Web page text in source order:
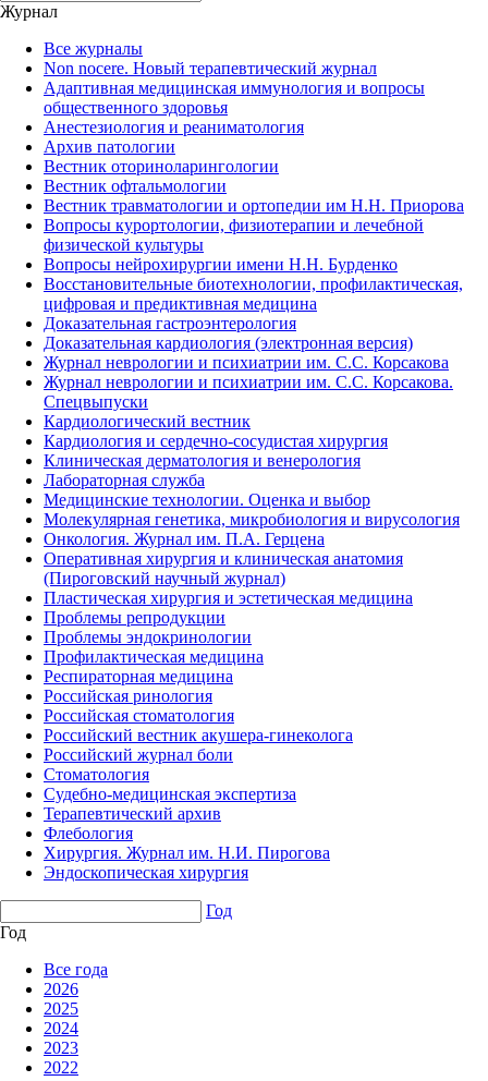
Журнал
Все журналы
Non nocere. Новый терапевтический журнал
Адаптивная медицинская иммунология и вопросы
общественного здоровья
Анестезиология и реаниматология
Архив патологии
Вестник оториноларингологии
Вестник офтальмологии
Вестник травматологии и ортопедии им Н.Н. Приорова
Вопросы курортологии, физиотерапии и лечебной
физической культуры
Вопросы нейрохирургии имени Н.Н. Бурденко
Восстановительные биотехнологии, профилактическая,
цифровая и предиктивная медицина
Доказательная гастроэнтерология
Доказательная кардиология (электронная версия)
Журнал неврологии и психиатрии им. С.С. Корсакова
Журнал неврологии и психиатрии им. С.С. Корсакова.
Спецвыпуски
Кардиологический вестник
Кардиология и сердечно-сосудистая хирургия
Клиническая дерматология и венерология
Лабораторная служба
Медицинские технологии. Оценка и выбор
Молекулярная генетика, микробиология и вирусология
Онкология. Журнал им. П.А. Герцена
Оперативная хирургия и клиническая анатомия
(Пироговский научный журнал)
Пластическая хирургия и эстетическая медицина
Проблемы репродукции
Проблемы эндокринологии
Профилактическая медицина
Респираторная медицина
Российская ринология
Российская стоматология
Российский вестник акушера-гинеколога
Российский журнал боли
Стоматология
Судебно-медицинская экспертиза
Терапевтический архив
Флебология
Хирургия. Журнал им. Н.И. Пирогова
Эндоскопическая хирургия
Год
Год
Все года
2026
2025
2024
2023
2022